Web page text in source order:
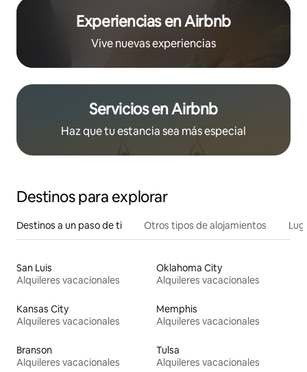
Experiencias en Airbnb
Vive nuevas experiencias
Servicios en Airbnb
Haz que tu estancia sea más especial
Destinos para explorar
Destinos a un paso de ti Otros tipos de alojamientos
San Luis
Alquileres vacacionales
Oklahoma City
Alquileres vacacionales
Kansas City
Alquileres vacacionales
Memphis
Alquileres vacacionales
Branson
Alquileres vacacionales
Tulsa
Alquileres vacacionales